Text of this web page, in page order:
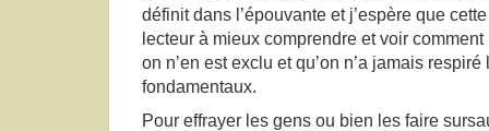
définit dans l’épouvante et j’espère que
lecteur à mieux comprendre et voir
on n’en est exclu et qu’on n’a jamais
fondamentaux.
Pour effrayer les gens ou bien les faire